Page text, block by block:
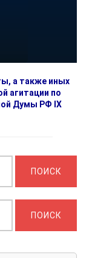
а также иных
агитации по
Думы РФ IX